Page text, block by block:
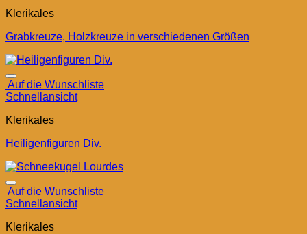
Klerikales
Grabkreuze, Holzkreuze in verschiedenen Größen
Auf die Wunschliste
Schnellansicht
Klerikales
Heiligenfiguren Div.
Auf die Wunschliste
Schnellansicht
Klerikales